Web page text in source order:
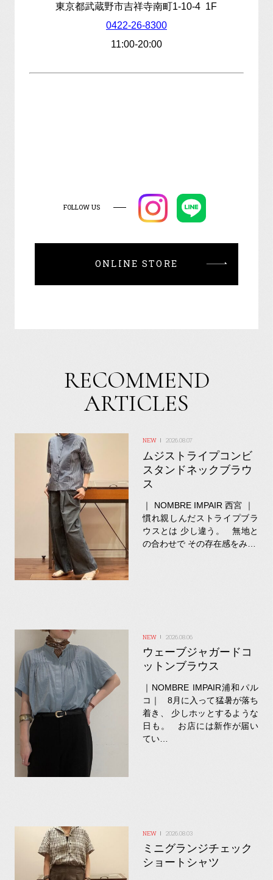
東京都武蔵野市吉祥寺南町1-10-4 1F
0422-26-8300
11:00-20:00
FOLLOW US
ONLINE STORE
RECOMMEND
ARTICLES
2026.08.07
ムジストライプコンビ
スタンドネックブラウ
ス
｜ NOMBRE IMPAIR 西宮 ｜
慣れ親しんだストライプブラ
ウスとは 少し違う。 無地と
の合わせで その存在感をみ…
2026.08.06
ウェーブジャガードコ
ットンブラウス
｜NOMBRE IMPAIR浦和パル
コ｜ 8月に入って猛暑が落ち
着き、 少しホッとするような
日も。 お店には新作が届い
てい…
2026.08.03
ミニグランジチェック
ショートシャツ